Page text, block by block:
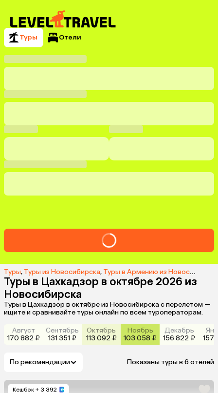
Туры Отели
Туры, Туры из Новосибирска, Туры в Армению из Новосибирска
Туры в Цахкадзор в октябре 2026 из
Новосибирска
Туры в Цахкадзор в октябре из Новосибирска с перелетом —
ищите и сравнивайте туры онлайн по всем туроператорам.
Август
170 882 ₽
Сентябрь
131 351 ₽
Октябрь
113 092 ₽
Ноябрь
103 058 ₽
Декабрь
156 822 ₽
157
По рекомендации Показаны туры в 6 отелей
Кешбэк + 3 392